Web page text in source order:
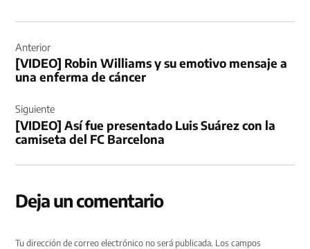
de
entradas
Anterior
[VIDEO] Robin Williams y su emotivo mensaje a
una enferma de cáncer
Siguiente
[VIDEO] Así fue presentado Luis Suárez con la
camiseta del FC Barcelona
Deja un comentario
Tu dirección de correo electrónico no será publicada. Los campos